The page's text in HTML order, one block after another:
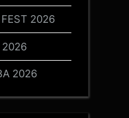
2026
2026
2026